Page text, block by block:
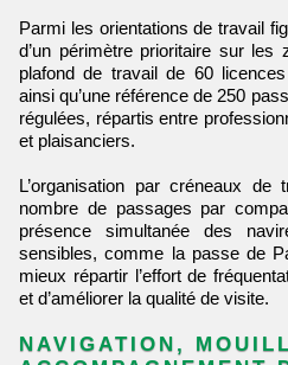
Parmi les orientations de travail
d’un périmètre prioritaire sur
plafond de travail de 60
ainsi qu’une référence de 250
régulées, répartis entre
et plaisanciers.
L’organisation par créneaux
nombre de passages par
présence simultanée des
sensibles, comme la passe de
mieux répartir l’effort de
et d’améliorer la qualité de visite.
NAVIGATION,